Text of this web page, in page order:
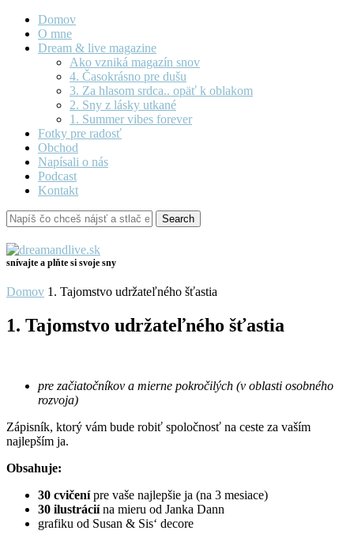
Domov
O mne
Dream & live magazine
Ako vzniká magazín snov
4. Časokrásno pre dušu
3. Za hlasom srdca.. opäť k oblakom
2. Sny z lásky utkané
1. Summer vibes forever
Fotky pre radosť
Obchod
Napísali o nás
Podcast
Kontakt
snívajte a plňte si svoje sny
Domov 1. Tajomstvo udržateľného šťastia
1. Tajomstvo udržateľného šťastia
pre začiatočníkov a mierne pokročilých (v oblasti osobného
rozvoja)
Zápisník, ktorý vám bude robiť spoločnosť na ceste za vaším
najlepším ja.
Obsahuje:
30 cvičenípre vaše najlepšie ja (na 3 mesiace)
30 ilustráciína mieru od Janka Dann
grafiku od Susan & Sis‘ decore